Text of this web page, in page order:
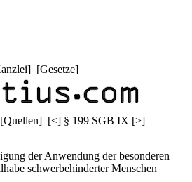
] [Gesetze]
Quellen] [<] § 199 SGB IX [>]
der Anwendung der besonderen
schwerbehinderter Menschen